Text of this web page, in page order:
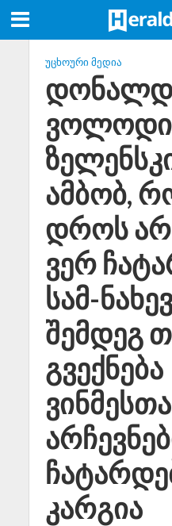
ᲣᲪᲮᲝᲣᲠᲘ ᲛᲔᲓᲘᲐ
დონალდ
ამბობ,
დროს
ვერ
სამ-
შემდეგ
გვექნება
კარგია